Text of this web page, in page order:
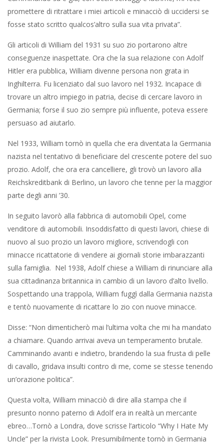
promettere di ritrattare i miei articoli e minacciò di uccidersi se
fosse stato scritto qualcos’altro sulla sua vita privata”.
Gli articoli di William del 1931 su suo zio portarono altre
conseguenze inaspettate. Ora che la sua relazione con Adolf
Hitler era pubblica, William divenne persona non grata in
Inghilterra. Fu licenziato dal suo lavoro nel 1932. Incapace di
trovare un altro impiego in patria, decise di cercare lavoro in
Germania; forse il suo zio sempre più influente, poteva essere
persuaso ad aiutarlo.
Nel 1933, William tornò in quella che era diventata la Germania
nazista nel tentativo di beneficiare del crescente potere del suo
prozio. Adolf, che ora era cancelliere, gli trovò un lavoro alla
Reichskreditbank di Berlino, un lavoro che tenne per la maggior
parte degli anni ’30.
In seguito lavorò alla fabbrica di automobili Opel, come
venditore di automobili. Insoddisfatto di questi lavori, chiese di
nuovo al suo prozio un lavoro migliore, scrivendogli con
minacce ricattatorie di vendere ai giornali storie imbarazzanti
sulla famiglia. Nel 1938, Adolf chiese a William di rinunciare alla
sua cittadinanza britannica in cambio di un lavoro d’alto livello.
Sospettando una trappola, William fuggì dalla Germania nazista
e tentò nuovamente di ricattare lo zio con nuove minacce.
Disse: “Non dimenticherò mai l’ultima volta che mi ha mandato
a chiamare. Quando arrivai aveva un temperamento brutale.
Camminando avanti e indietro, brandendo la sua frusta di pelle
di cavallo, gridava insulti contro di me, come se stesse tenendo
un’orazione politica”.
Questa volta, William minacciò di dire alla stampa che il
presunto nonno paterno di Adolf era in realtà un mercante
ebreo…Tornò a Londra, dove scrisse l’articolo “Why I Hate My
Uncle” per la rivista Look. Presumibilmente tornò in Germania